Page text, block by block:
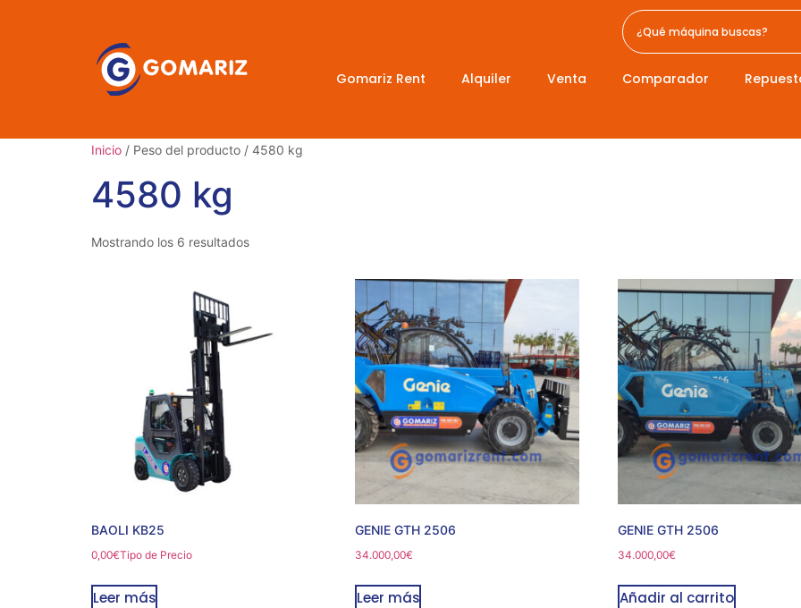
Gomariz Rent Alquiler Venta Comparador
Inicio / Peso del producto / 4580 kg
4580 kg
Mostrando los 6 resultados
BAOLI KB25
0,00€Tipo de Precio
Leer más
GENIE GTH 2506
34.000,00€
Leer más
GENIE GTH 2506
34.000,00€
Añadir al carrito